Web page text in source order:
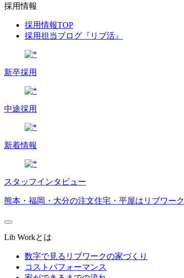
採用情報
採用情報TOP
採用担当ブログ『リブ活』
新卒採用
中途採用
新着情報
スタッフインタビュー
熊本・福岡・大分の注文住宅・平屋はリブワーク
Lib Workとは
数字で見るリブワークの家づくり
コストパフォーマンス